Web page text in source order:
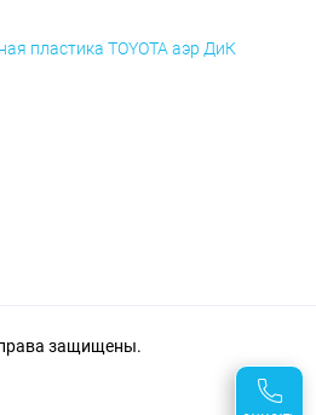
пластика TOYOTA аэр ДиК
защищены.